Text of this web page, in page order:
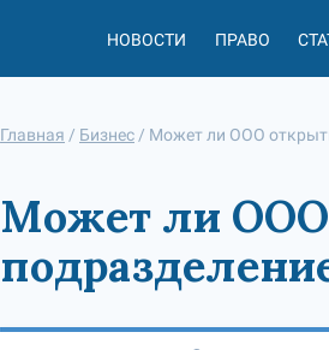
НОВОСТИ ПРАВО
Главная / Бизнес / Может ли ООО
Может ли ООО